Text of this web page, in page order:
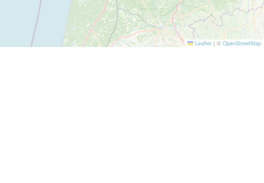
Leaflet | © OpenStreetMap